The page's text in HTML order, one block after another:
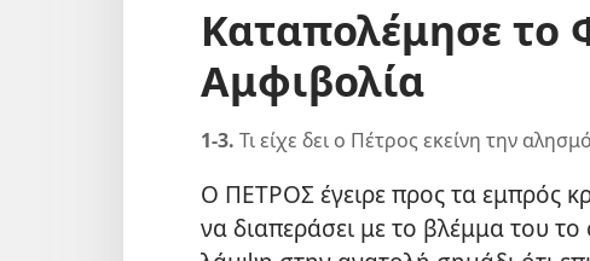
Καταπολέμησε το
Αμφιβολία
1-3. Τι είχε δει ο Πέτρος εκείνη την
Ο ΠΕΤΡΟΣ έγειρε προς τα εμπρός
να διαπεράσει με το βλέμμα του